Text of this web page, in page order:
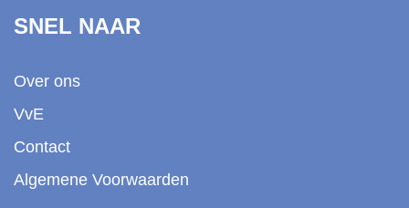
SNEL NAAR
Over ons
VvE
Contact
Algemene Voorwaarden